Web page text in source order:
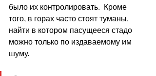
было их контролировать.
Кроме
того, в горах часто стоят туманы,
найти в котором пасущееся стадо
можно только по издаваемому им
шуму.